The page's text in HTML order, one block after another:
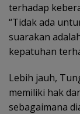
terhadap
“Tidak ada
suarakan
kepatuhan
Lebih jauh,
memiliki hak
sebagaimana